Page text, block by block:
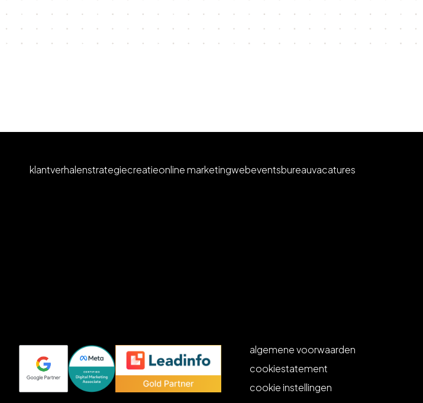
klantverhalenstrategiecreatieonline marketingwebeventsbureauvacatures
algemene voorwaarden
cookiestatement
cookie instellingen